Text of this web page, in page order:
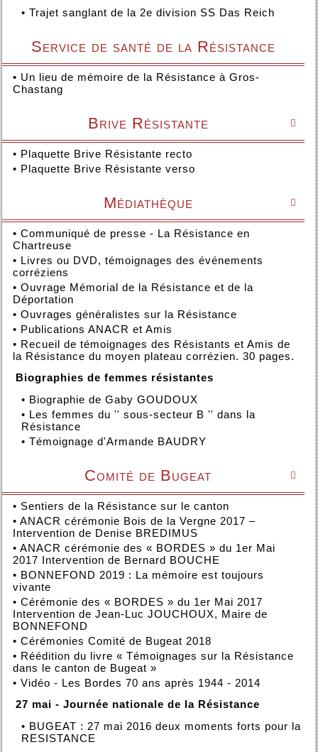
• Trajet sanglant de la 2e division SS Das Reich
Service de santé de la Résistance
• Un lieu de mémoire de la Résistance à Gros-
Chastang

Brive Résistante
• Plaquette Brive Résistante recto
• Plaquette Brive Résistante verso

Médiathèque
• Communiqué de presse - La Résistance en
Chartreuse
• Livres ou DVD, témoignages des événements
corréziens
• Ouvrage Mémorial de la Résistance et de la
Déportation
• Ouvrages généralistes sur la Résistance
• Publications ANACR et Amis
• Recueil de témoignages des Résistants et Amis de
la Résistance du moyen plateau corrézien. 30 pages.
Biographies de femmes résistantes
• Biographie de Gaby GOUDOUX
• Les femmes du '' sous-secteur B '' dans la
Résistance
• Témoignage d'Armande BAUDRY

Comité de Bugeat
• Sentiers de la Résistance sur le canton
• ANACR cérémonie Bois de la Vergne 2017 –
Intervention de Denise BREDIMUS
• ANACR cérémonie des « BORDES » du 1er Mai
2017 Intervention de Bernard BOUCHE
• BONNEFOND 2019 : La mémoire est toujours
vivante
• Cérémonie des « BORDES » du 1er Mai 2017
Intervention de Jean-Luc JOUCHOUX, Maire de
BONNEFOND
• Cérémonies Comité de Bugeat 2018
• Réédition du livre « Témoignages sur la Résistance
dans le canton de Bugeat »
• Vidéo - Les Bordes 70 ans après 1944 - 2014
27 mai - Journée nationale de la Résistance
• BUGEAT : 27 mai 2016 deux moments forts pour la
RESISTANCE